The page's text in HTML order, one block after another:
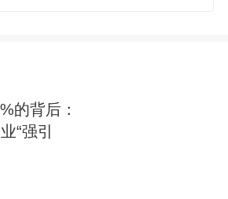
的背后：
“强引